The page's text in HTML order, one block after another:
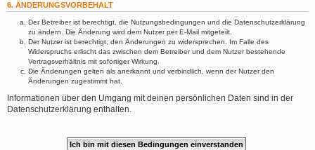
6. ÄNDERUNGSVORBEHALT
Der Betreiber ist berechtigt, die Nutzungsbedingungen und die Datenschutzerklärung
zu ändern. Die Änderung wird dem Nutzer per E-Mail mitgeteilt.
Der Nutzer ist berechtigt, den Änderungen zu widersprechen. Im Falle des
Widerspruchs erlischt das zwischen dem Betreiber und dem Nutzer bestehende
Vertragsverhältnis mit sofortiger Wirkung.
Die Änderungen gelten als anerkannt und verbindlich, wenn der Nutzer den
Änderungen zugestimmt hat.
Informationen über den Umgang mit deinen persönlichen Daten sind in der
Datenschutzerklärung enthalten.